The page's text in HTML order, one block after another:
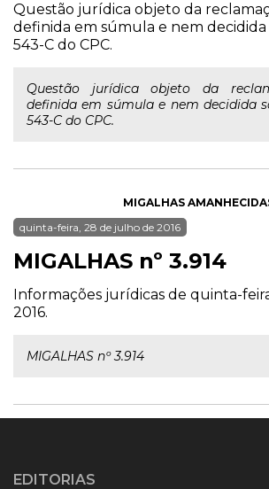
Questão jurídica objeto da
definida em súmula e nem decidida
543-C do CPC.
Questão jurídica objeto da
definida em súmula e nem decidida
543-C do CPC.
MIGALHAS
quinta-feira, 28 de julho de 2016
MIGALHAS nº 3.914
Informações jurídicas de quinta-
2016.
MIGALHAS nº 3.914
EDITORIAS